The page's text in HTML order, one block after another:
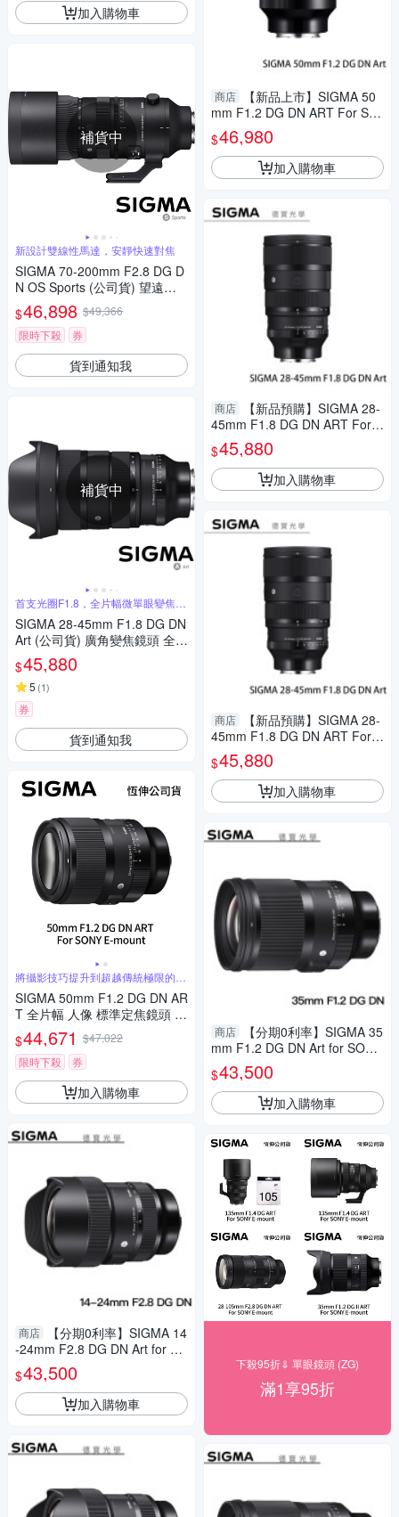
加入購物車
補貨中
新設計雙線性馬達，安靜快速對焦
SIGMA 70-200mm F2.8 DG D
N OS Sports (公司貨) 望遠變
焦鏡頭 大三元 全片幅無反微單
眼鏡頭
$46,898 $49,366
限時下殺
券
貨到通知我
補貨中
首支光圈F1.8，全片幅微單眼變焦鏡
頭
SIGMA 28-45mm F1.8 DG DN
Art (公司貨) 廣角變焦鏡頭 全片
幅無反微單眼鏡頭 旅遊鏡
$45,880
5 (1)
券
貨到通知我
將攝影技巧提升到超越傳統極限的水
準
SIGMA 50mm F1.2 DG DN AR
T 全片幅 人像 標準定焦鏡頭 F
or SONY E-mount (公司貨)
$44,671 $47,022
限時下殺
券
加入購物車
商店
【分期0利率】SIGMA 14
-24mm F2.8 DG DN Art for Pa
nasonic L mount 恆伸總代理公
司貨 超廣角 雲海季
$43,500
加入購物車
商店
【新品上市】SIGMA 50
mm F1.2 DG DN ART For Son
y E mount 恆伸公司貨 德寶光
學 定焦 大光圈 人像
$46,980
加入購物車
商店
【新品預購】SIGMA 28-
45mm F1.8 DG DN ART For S
ONY E接環 恆伸公司貨 無反專
用 德寶光學
$45,880
加入購物車
商店
【新品預購】SIGMA 28-
45mm F1.8 DG DN ART For S
ONY E接環 恆伸公司貨 無反專
用 德寶光學
$45,880
加入購物車
商店
【分期0利率】SIGMA 35
mm F1.2 DG DN Art for SONY
E Mount 總代理恆伸公司貨 德
寶光學 大光圈 雲海季
$43,500
加入購物車
下殺95折⇓ 單眼鏡頭 (ZG)
滿1享95折